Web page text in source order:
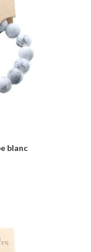
blanc